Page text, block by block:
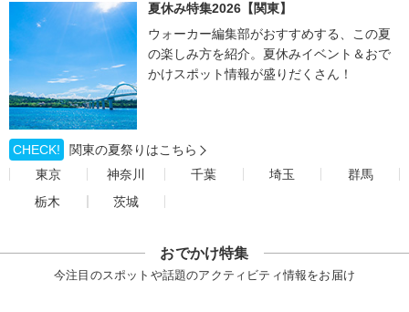
夏休み特集2026【関東】
ウォーカー編集部がおすすめする、この夏
の楽しみ方を紹介。夏休みイベント＆おで
かけスポット情報が盛りだくさん！
CHECK!
関東の夏祭りはこちら
東京
神奈川 千葉 埼玉
群馬
栃木
茨城
おでかけ特集
今注目のスポットや話題のアクティビティ情報をお届け